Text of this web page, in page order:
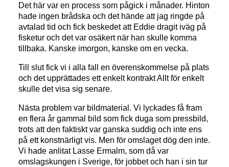
Det här var en process som pågick i månader. Hinton
hade ingen brådska och det hände att jag ringde på
avtalad tid och fick beskedet att Eddie dragit iväg på
fisketur och det var osäkert när han skulle komma
tillbaka. Kanske imorgon, kanske om en vecka.
Till slut fick vi i alla fall en överenskommelse på plats
och det upprättades ett enkelt kontrakt Allt för enkelt
skulle det visa sig senare.
Nästa problem var bildmaterial. Vi lyckades få fram
en flera år gammal bild som fick duga som pressbild,
trots att den faktiskt var ganska suddig och inte ens
på ett konstnärligt vis. Men för omslaget dög den inte.
Vi hade anlitat Lasse Ermalm, som då var
omslagskungen i Sverige, för jobbet och han i sin tur